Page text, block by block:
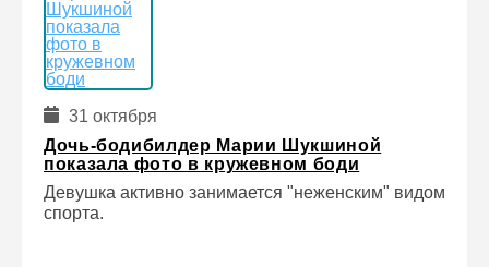
31 октября
Дочь-бодибилдер Марии Шукшиной
показала фото в кружевном боди
Девушка активно занимается "неженским" видом
спорта.